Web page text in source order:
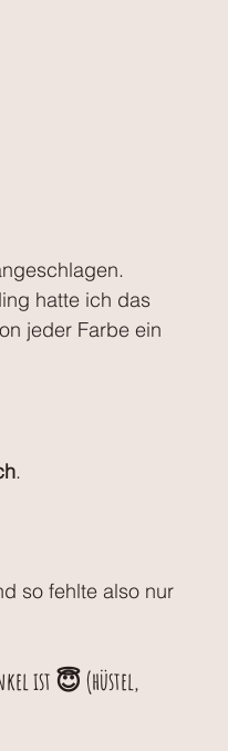
hatte ich das
jeder Farbe ein
.
so fehlte also nur
ist 😇 (hüstel,